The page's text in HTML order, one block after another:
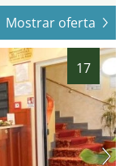
Mostrar oferta
17